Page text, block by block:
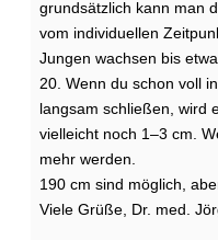
grundsätzlich kann man
vom individuellen
Jungen wachsen bis
20. Wenn du schon voll
langsam schließen, wird
vielleicht noch 1–3 cm.
mehr werden.
190 cm sind möglich,
Viele Grüße, Dr. med.